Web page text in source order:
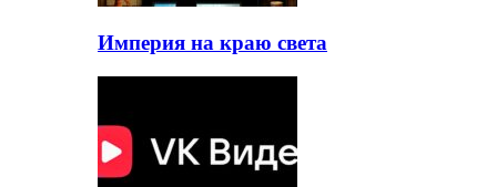
Империя на краю света